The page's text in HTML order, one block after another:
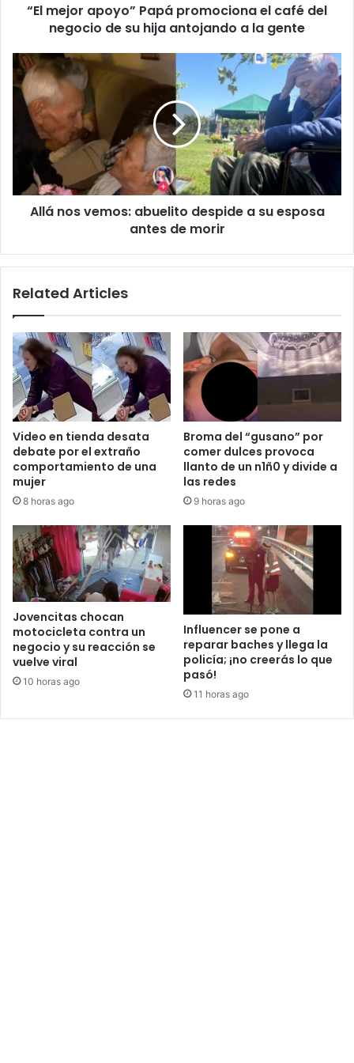
antojando
la
gente
“El mejor apoyo” Papá promociona el café del
negocio de su hija antojando a la gente
Allá
nos
vemos:
abuelito
despide
esposa
antes
Allá nos vemos: abuelito despide a su esposa
antes de morir
Related Articles
Video en tienda desata
debate por el extraño
comportamiento de una
mujer
8 horas ago
Broma del “gusano” por
comer dulces provoca
llanto de un n1ñ0 y divide a
las redes
9 horas ago
Jovencitas chocan
motocicleta contra un
negocio y su reacción se
vuelve viral
10 horas ago
Influencer se pone a
reparar baches y llega la
policía; ¡no creerás lo que
pasó!
11 horas ago